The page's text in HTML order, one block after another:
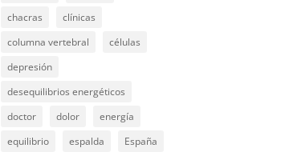
chacras
clínicas
columna vertebral
células
depresión
desequilibrios energéticos
doctor
dolor
energía
equilibrio
espalda
España